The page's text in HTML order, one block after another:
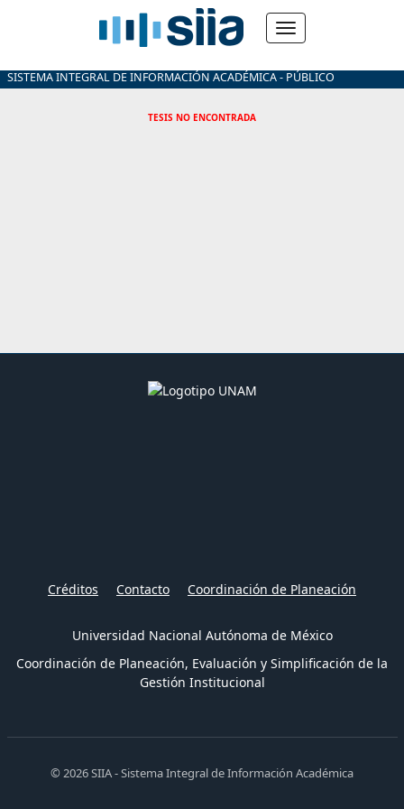
SISTEMA INTEGRAL DE INFORMACIÓN ACADÉMICA - PÚBLICO
TESIS NO ENCONTRADA
Créditos Contacto Coordinación de Planeación
Universidad Nacional Autónoma de México
Coordinación de Planeación, Evaluación y Simplificación de la
Gestión Institucional
© 2026 SIIA - Sistema Integral de Información Académica